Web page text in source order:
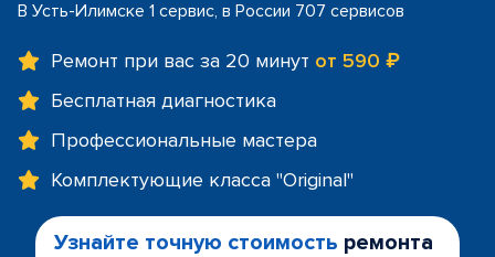
В Усть-Илимске 1 сервис, в России 707 сервисов
Ремонт при вас за 20 минут от 590 ₽
Бесплатная диагностика
Профессиональные мастера
Комплектующие класса "Original"
Узнайте точную стоимость ремонта